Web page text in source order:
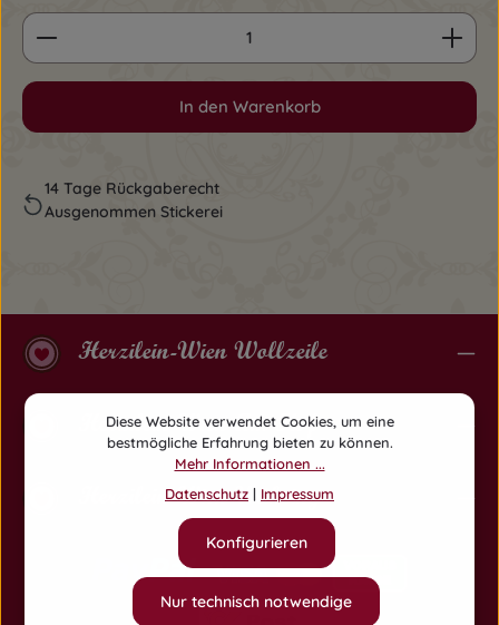
Produkt Anzahl: Gib den gewünschten Wert ein
In den Warenkorb
14 Tage Rückgaberecht
Ausgenommen Stickerei
Herzilein-Wien Wollzeile
Herzilein-Wien Am Hof
Herzilein-Wien Währing
Diese Website verwendet Cookies, um eine
bestmögliche Erfahrung bieten zu können.
Mehr Informationen ...
Datenschutz | Impressum
Nur technisch notwendige
Konfigurieren